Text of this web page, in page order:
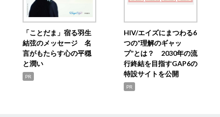
「ことだま」宿る羽生
結弦のメッセージ 名
言がもたらす心の平穏
と潤い
PR
HIV/エイズにまつわる6
つの“理解のギャッ
プ”とは？ 2030年の流
行終結を目指すGAP6の
特設サイトを公開
PR